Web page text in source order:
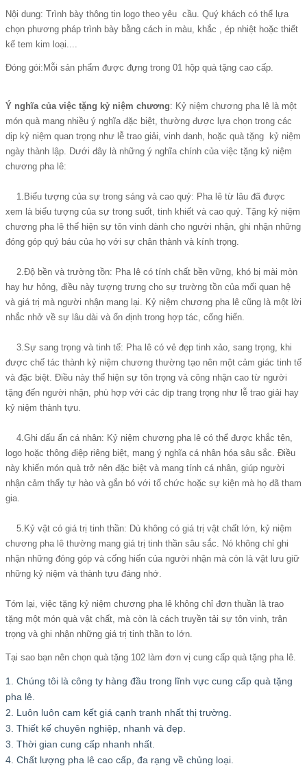
Nội dung: Trình bày thông tin logo theo yêu cầu. Quý khách có thể lựa
chọn phương pháp trình bày bằng cách in màu, khắc , ép nhiệt hoặc thiết
kế tem kim loại....
Đóng gói:Mỗi sản phẩm được đựng trong 01 hộp quà tặng cao cấp.
Ý nghĩa của việc tặng kỷ niệm chương: Kỷ niệm chương pha lê là một
món quà mang nhiều ý nghĩa đặc biệt, thường được lựa chọn trong các
dịp kỷ niệm quan trọng như lễ trao giải, vinh danh, hoặc quà tặng kỷ niệm
ngày thành lập. Dưới đây là những ý nghĩa chính của việc tặng kỷ niệm
chương pha lê:
1.Biểu tượng của sự trong sáng và cao quý: Pha lê từ lâu đã được
xem là biểu tượng của sự trong suốt, tinh khiết và cao quý. Tặng kỷ niệm
chương pha lê thể hiện sự tôn vinh dành cho người nhận, ghi nhận những
đóng góp quý báu của họ với sự chân thành và kính trọng.
2.Độ bền và trường tồn: Pha lê có tính chất bền vững, khó bị mài mòn
hay hư hỏng, điều này tượng trưng cho sự trường tồn của mối quan hệ
và giá trị mà người nhận mang lại. Kỷ niệm chương pha lê cũng là một lời
nhắc nhở về sự lâu dài và ổn định trong hợp tác, cống hiến.
3.Sự sang trọng và tinh tế: Pha lê có vẻ đẹp tinh xảo, sang trọng, khi
được chế tác thành kỷ niệm chương thường tạo nên một cảm giác tinh tế
và đặc biệt. Điều này thể hiện sự tôn trọng và công nhận cao từ người
tặng đến người nhận, phù hợp với các dịp trang trọng như lễ trao giải hay
kỷ niệm thành tựu.
4.Ghi dấu ấn cá nhân: Kỷ niệm chương pha lê có thể được khắc tên,
logo hoặc thông điệp riêng biệt, mang ý nghĩa cá nhân hóa sâu sắc. Điều
này khiến món quà trở nên đặc biệt và mang tính cá nhân, giúp người
nhận cảm thấy tự hào và gắn bó với tổ chức hoặc sự kiện mà họ đã tham
gia.
5.Kỷ vật có giá trị tinh thần: Dù không có giá trị vật chất lớn, kỷ niệm
chương pha lê thường mang giá trị tinh thần sâu sắc. Nó không chỉ ghi
nhận những đóng góp và cống hiến của người nhận mà còn là vật lưu giữ
những kỷ niệm và thành tựu đáng nhớ.
Tóm lại, việc tặng kỷ niệm chương pha lê không chỉ đơn thuần là trao
tặng một món quà vật chất, mà còn là cách truyền tải sự tôn vinh, trân
trọng và ghi nhận những giá trị tinh thần to lớn.
Tại sao bạn nên chọn quà tặng 102 làm đơn vị cung cấp quà tặng pha lê.
1. Chúng tôi là công ty hàng đầu trong lĩnh vực cung cấp quà tặng
pha lê.
2. Luôn luôn cam kết giá cạnh tranh nhất thị trường.
3. Thiết kế chuyên nghiệp, nhanh và đẹp.
3. Thời gian cung cấp nhanh nhất.
4. Chất lượng pha lê cao cấp, đa rạng về chủng loại.